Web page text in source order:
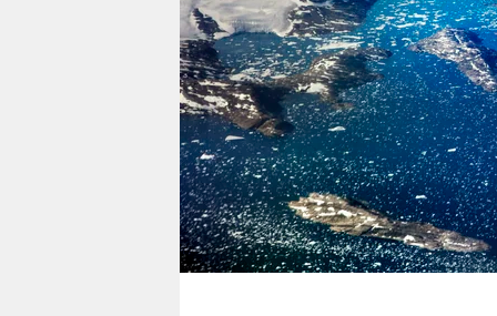
verlag
veranstaltungen
shop
fragen & hilfe
unterstützen
abo
genossenschaft